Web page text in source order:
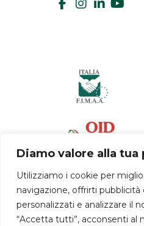
Diamo valore alla tua
Utilizziamo i cookie per
navigazione, offrirti
personalizzati e analizzare il
“Accetta tutti”, acconsenti al